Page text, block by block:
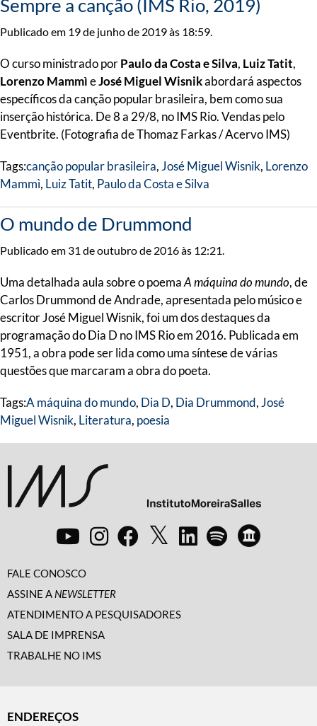
Sempre a canção (IMS Rio, 2019)
Publicado em 19 de junho de 2019 às 18:59.
O curso ministrado porPaulo da Costa e Silva, Luiz Tatit,
Lorenzo MammìeJosé Miguel Wisnikabordará aspectos
específicos da canção popular brasileira, bem como sua
inserção histórica. De 8 a 29/8, no IMS Rio. Vendas pelo
Eventbrite. (Fotografia de Thomaz Farkas / Acervo IMS)
Tags:canção popular brasileira, José Miguel Wisnik, Lorenzo
Mammì, Luiz Tatit, Paulo da Costa e Silva
O mundo de Drummond
Publicado em 31 de outubro de 2016 às 12:21.
Uma detalhada aula sobre o poemaA máquina do mundo, de
Carlos Drummond de Andrade, apresentada pelo músico e
escritor José Miguel Wisnik, foi um dos destaques da
programação do Dia D no IMS Rio em 2016. Publicada em
1951, a obra pode ser lida como uma síntese de várias
questões que marcaram a obra do poeta.
Tags:A máquina do mundo, Dia D, Dia Drummond, José
Miguel Wisnik, Literatura, poesia
FALE CONOSCO
ASSINE A NEWSLETTER
ATENDIMENTO A PESQUISADORES
SALA DE IMPRENSA
TRABALHE NO IMS
ENDEREÇOS